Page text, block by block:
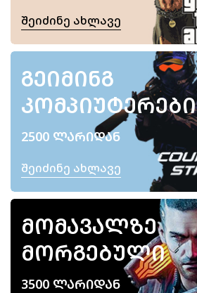
Შეიძინე Ახლავე
ᲒᲔᲘᲛᲘᲜᲒ
ᲙᲝᲛᲞᲘᲣᲢᲔᲠᲔᲑᲘ
2500 ᲚᲐᲠᲘᲓᲐᲜ
Შეიძინე Ახლავე
ᲛᲝᲛᲐᲕᲐᲚᲖᲔ
ᲛᲝᲠᲒᲔᲑᲣᲚᲘ
3500 ᲚᲐᲠᲘᲓᲐᲜ